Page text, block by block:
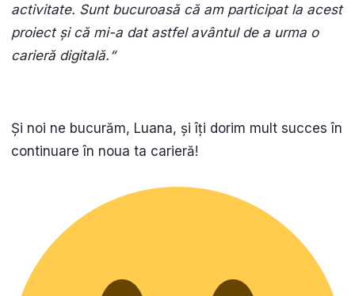
activitate. Sunt bucuroasă că am participat la acest
proiect și că mi-a dat astfel avântul de a urma o
carieră digitală. “
Și noi ne bucurăm, Luana, și îți dorim mult succes în
continuare în noua ta carieră!